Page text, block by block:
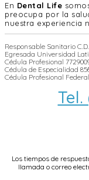
En Dental Life
preocupa por la
nuestra experiencia
Responsable Sanitario
Egresada Universidad
Cédula Profesional
Cédula de Especialidad
Cédula Profesional
Tel.
Los tiempos de
llamada o correo